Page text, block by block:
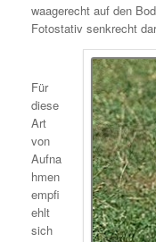
waagerecht auf den
Fotostativ senkrecht
Für
diese
Art
von
Aufna
hmen
empfi
ehlt
sich